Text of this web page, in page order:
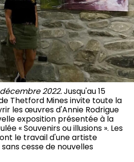
2022.Jusqu'au 15
Thetford Mines invite toute la
les œuvres d'Annie Rodrigue
exposition présentée à la
« Souvenirs ou illusions ». Les
le travail d'une artiste
cesse de nouvelles